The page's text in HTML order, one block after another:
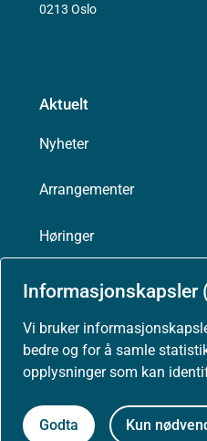
Informasjonskapsler
Vi bruker
bedre og for å samle
opplysninger som kan
Godta Kun
0213 Oslo
Aktuelt
Nyheter
Arrangementer
Høringer
Presse
Om nettstedet
Personvernerklæring